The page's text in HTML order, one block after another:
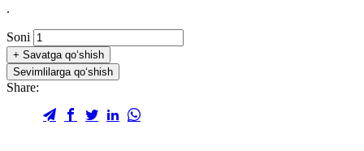
.
Soni
+ Savatga qo‘shish
Sevimlilarga qo‘shish
Share: